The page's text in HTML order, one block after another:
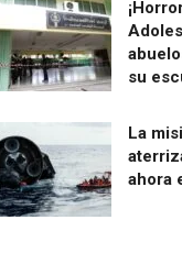
su
La
ahora